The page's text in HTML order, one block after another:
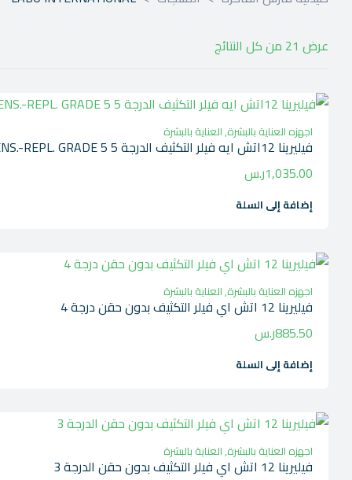
عرض ⁦21⁩ من كل النتائج
اجهزه العناية بالبشرة,العناية بالبشرة
فيليرينا 12اتش ايه فيلر التكثيف الدرجة 5 FILLERINA 12HA DENS.-REPL. GRADE 5
1,035.00ر.س
إضافة إلى السلة
اجهزه العناية بالبشرة,العناية بالبشرة
فيليرينا 12 اتش اي فيلر التكثيف بدون حقن درجة 4
885.50ر.س
إضافة إلى السلة
اجهزه العناية بالبشرة,العناية بالبشرة
فيليرينا 12 اتش اي فيلر التكثيف بدون حقن الدرجة 3